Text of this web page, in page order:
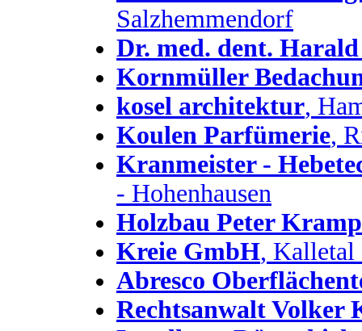
Salzhemmendorf
Dr. med. dent.
Kornmüller
kosel architektur,
Koulen Parfümerie,
Kranmeister -
- Hohenhausen
Holzbau Peter
Kreie GmbH, Kalletal
Abresco
Rechtsanwalt Volker